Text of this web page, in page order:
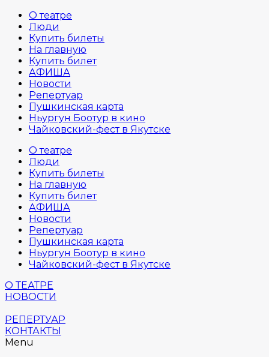
О театре
Люди
Купить билеты
На главную
Купить билет
АФИША
Новости
Репертуар
Пушкинская карта
Ньургун Боотур в кино
Чайковский-фест в Якутске
О театре
Люди
Купить билеты
На главную
Купить билет
АФИША
Новости
Репертуар
Пушкинская карта
Ньургун Боотур в кино
Чайковский-фест в Якутске
О ТЕАТРЕ
НОВОСТИ
РЕПЕРТУАР
КОНТАКТЫ
Menu